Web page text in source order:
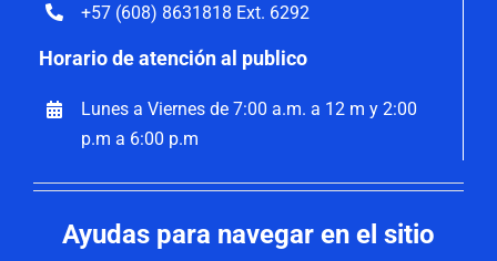
+57 (608) 8631818 Ext. 6292
Horario de atención al publico
Lunes a Viernes de 7:00 a.m. a 12 m y 2:00
p.m a 6:00 p.m
Ayudas para navegar en el sitio